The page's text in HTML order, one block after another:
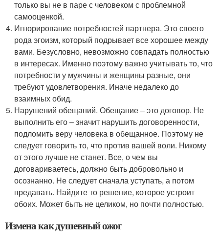
только вы не в паре с человеком с проблемной
самооценкой.
Игнорирование потребностей партнера. Это своего
рода эгоизм, который подрывает все хорошее между
вами. Безусловно, невозможно совпадать полностью
в интересах. Именно поэтому важно учитывать то, что
потребности у мужчины и женщины разные, они
требуют удовлетворения. Иначе недалеко до
взаимных обид.
Нарушений обещаний. Обещание – это договор. Не
выполнить его – значит нарушить договоренности,
подломить веру человека в обещанное. Поэтому не
следует говорить то, что против вашей воли. Никому
от этого лучше не станет. Все, о чем вы
договариваетесь, должно быть добровольно и
осознанно. Не следует сначала уступать, а потом
предавать. Найдите то решение, которое устроит
обоих. Может быть не целиком, но почти полностью.
Измена как душевный ожог